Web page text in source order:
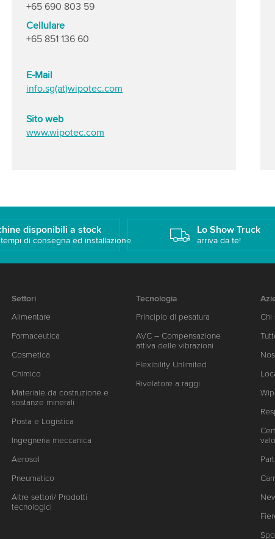
+65 690 803 59
Cellulare
+65 851 136 60
E-Mail
info.sg(at)wipotec.com
Sito web
www.wipotec.com
disponibili a stock
di consegna ed installazione
Lo Show Truck
arriva da te!
Settori
Alimentare
Farmaceutica
Cosmetica
Chimico
Materiale da costruzione e
sostanze minerali
Posta e Logistica
Ingegneria meccanica
Aerosol
Pneumatico
Altre settori/ Prodotti
tecnologici
Tecnologia
Principio di pesatura
AVC – Compensazione
attiva delle vibrazioni
Flexibility Unlimited
Rivelatore a raggi
Chi